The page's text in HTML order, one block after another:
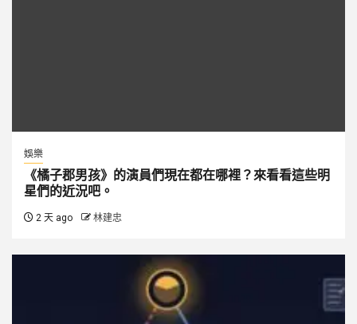
娛樂
《橘子郡男孩》的演員們現在都在哪裡？來看看這些明
星們的近況吧。
2 天 ago 林建忠